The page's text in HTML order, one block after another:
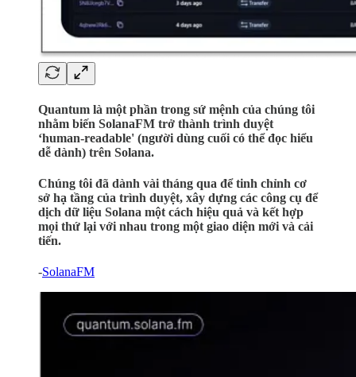
Quantum là một phần trong sứ mệnh của chúng tôi
nhằm biến SolanaFM trở thành trình duyệt
‘human-readable' (người dùng cuối có thể đọc hiểu
dễ dành) trên Solana.
Chúng tôi đã dành vài tháng qua để tinh chỉnh cơ
sở hạ tầng của trình duyệt, xây dựng các công cụ để
dịch dữ liệu Solana một cách hiệu quả và kết hợp
mọi thứ lại với nhau trong một giao diện mới và cải
tiến.
-SolanaFM